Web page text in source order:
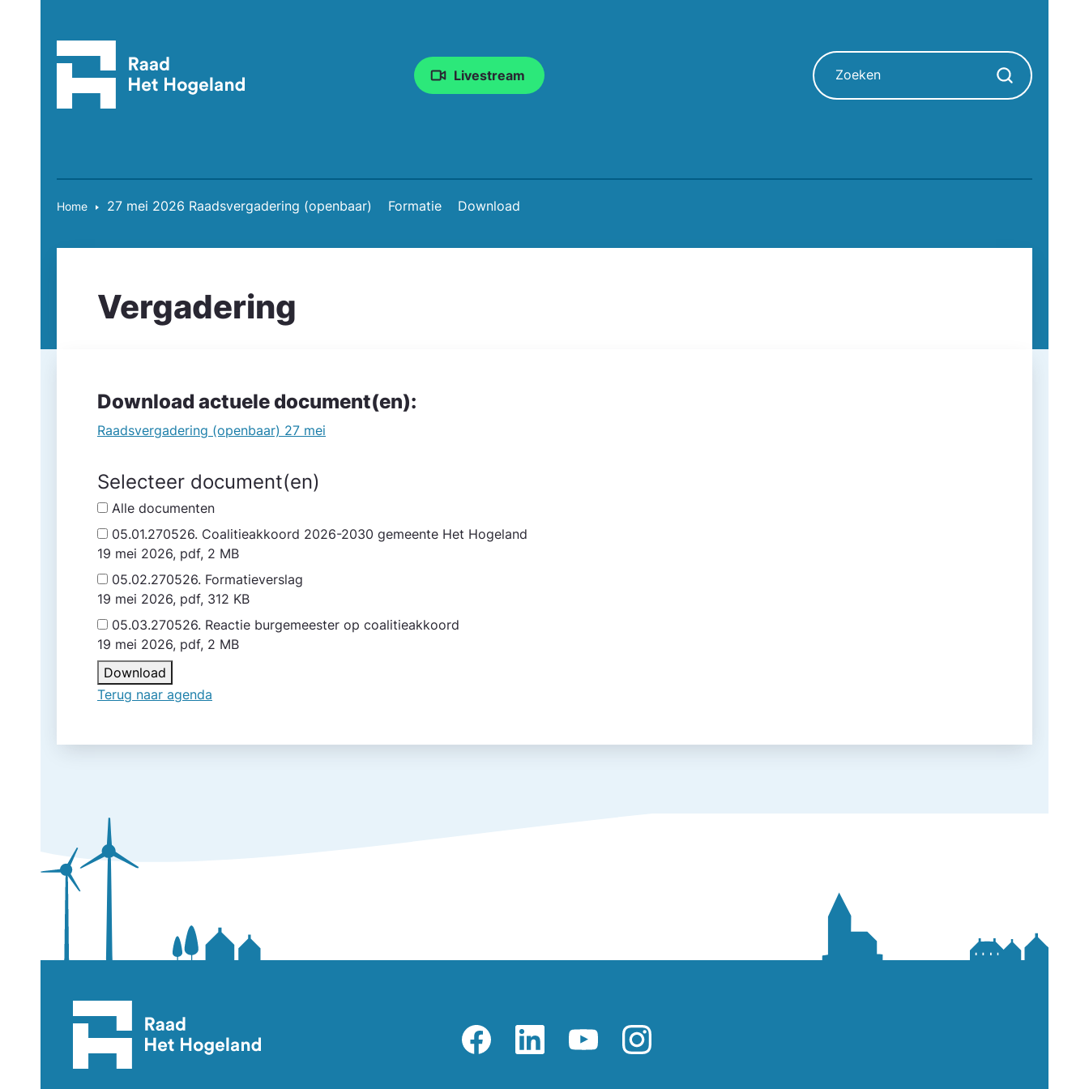
Livestream
Zoeken
Zoekopdracht
Home 27 mei 2026 Raadsvergadering (openbaar) Formatie Download
Vergadering
Download actuele document(en):
Raadsvergadering (openbaar) 27 mei
Selecteer document(en)
Alle documenten
05.01.270526. Coalitieakkoord 2026-2030 gemeente Het Hogeland
19 mei 2026, pdf, 2 MB
05.02.270526. Formatieverslag
19 mei 2026, pdf, 312 KB
05.03.270526. Reactie burgemeester op coalitieakkoord
19 mei 2026, pdf, 2 MB
Download
Terug naar agenda